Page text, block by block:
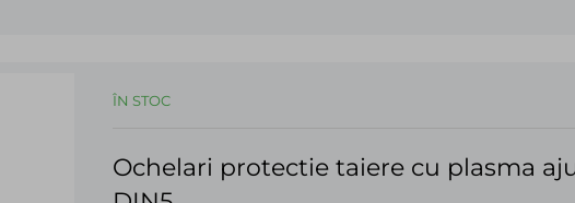
ÎN STOC
Ochelari protectie taiere cu plasma